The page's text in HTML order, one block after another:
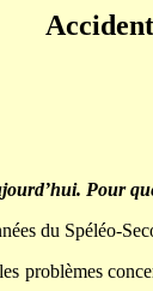
Pour
du Spéléo-
problèmes